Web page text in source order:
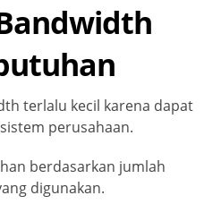
terlalu kecil karena dapat
perusahaan.
berdasarkan jumlah
digunakan.